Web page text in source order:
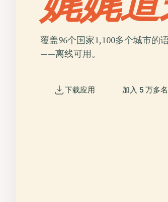
覆盖96个国家1,100多个城市的
——离线可用。
下载应用 加入 5 万多